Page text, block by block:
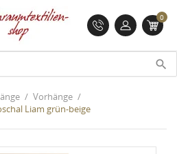
0
search
Vorhänge
Liam grün-beige